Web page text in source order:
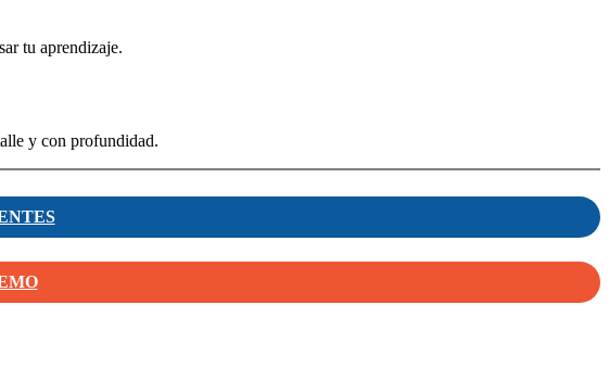
tu aprendizaje.
y con profundidad.